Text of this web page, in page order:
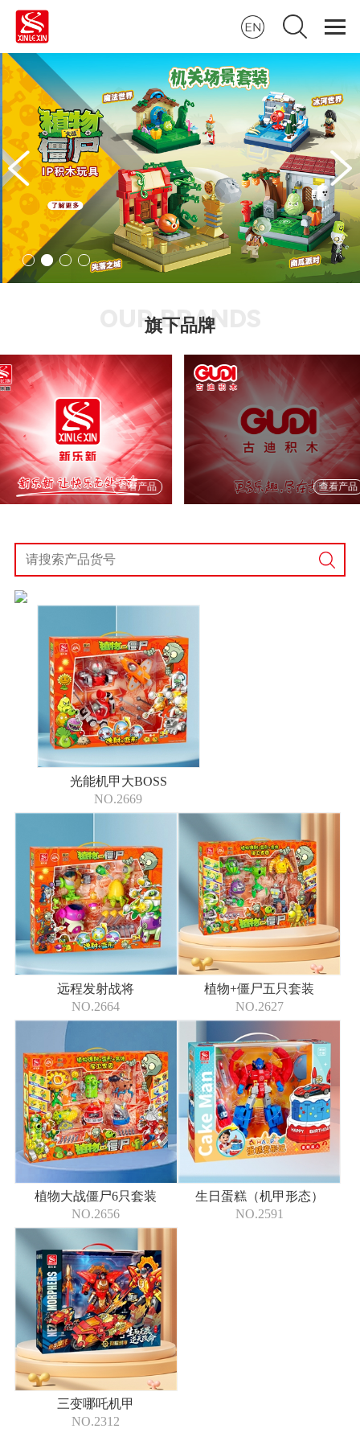
旗下品牌
OUR BRANDS
查看产品 查看产品
光能机甲大BOSS
NO.2669
远程发射战将
NO.2664
植物+僵尸五只套装
NO.2627
植物大战僵尸6只套装
NO.2656
生日蛋糕（机甲形态）
NO.2591
三变哪吒机甲
NO.2312